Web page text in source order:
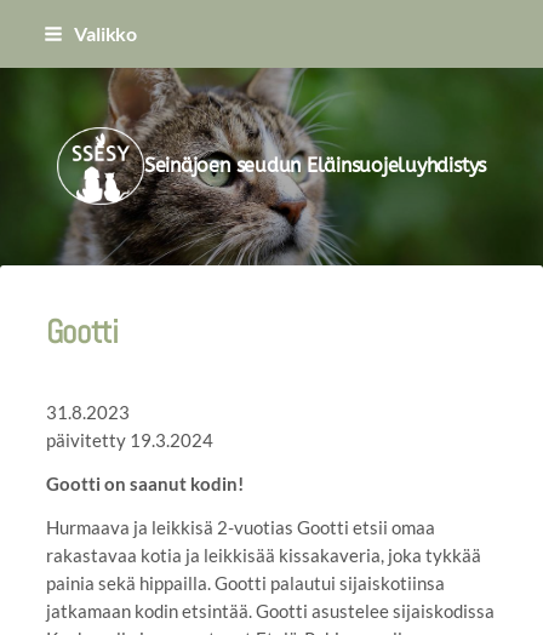
Siirry
Valikko
Seinäjoen seudun Eläinsuojeluyhdistys
Gootti
31.8.2023
päivitetty 19.3.2024
Gootti on saanut kodin!
Hurmaava ja leikkisä 2-vuotias Gootti etsii omaa
rakastavaa kotia ja leikkisää kissakaveria, joka tykkää
painia sekä hippailla. Gootti palautui sijaiskotiinsa
jatkamaan kodin etsintää. Gootti asustelee sijaiskodissa